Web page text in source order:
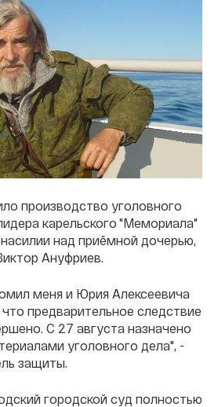
производство уголовного
карельского "Мемориала"
над приёмной дочерью,
Ануфриев.
меня и Юрия Алексеевича
предварительное следствие
С 27 августа назначено
уголовного дела", -
защиты.
городской суд полностью